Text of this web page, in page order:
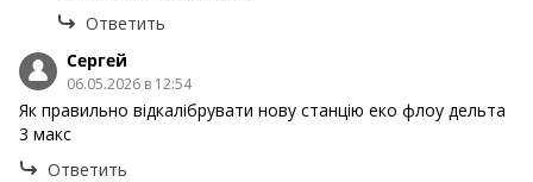
Ответить
Сергей
06.05.2026 в 12:54
Як правильно відкалібрувати нову станцію еко флоу дельта
3 макс
Ответить